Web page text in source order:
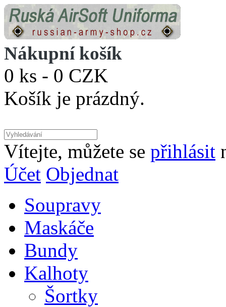
Nákupní košík
0 ks - 0 CZK
Košík je prázdný.
Vítejte, můžete se přihlásit
Účet Objednat
Soupravy
Maskáče
Bundy
Kalhoty
Šortky